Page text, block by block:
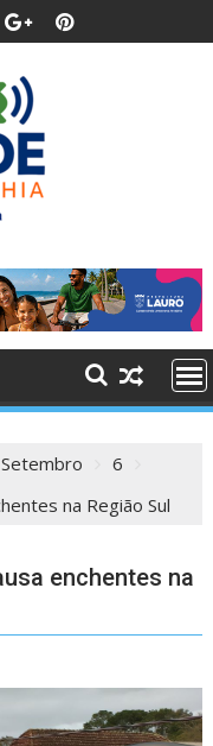
Setembro
6
na Região Sul
enchentes na